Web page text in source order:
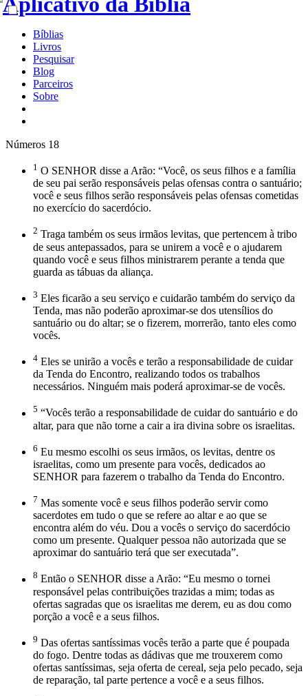
Bíblias
Livros
Pesquisar
Blog
Parceiros
Sobre
Números 18
1 O SENHOR disse a Arão: “Você, os seus filhos e a família
de seu pai serão responsáveis pelas ofensas contra o santuário;
você e seus filhos serão responsáveis pelas ofensas cometidas
no exercício do sacerdócio.
2 Traga também os seus irmãos levitas, que pertencem à tribo
de seus antepassados, para se unirem a você e o ajudarem
quando você e seus filhos ministrarem perante a tenda que
guarda as tábuas da aliança.
3 Eles ficarão a seu serviço e cuidarão também do serviço da
Tenda, mas não poderão aproximar-se dos utensílios do
santuário ou do altar; se o fizerem, morrerão, tanto eles como
vocês.
4 Eles se unirão a vocês e terão a responsabilidade de cuidar
da Tenda do Encontro, realizando todos os trabalhos
necessários. Ninguém mais poderá aproximar-se de vocês.
5 “Vocês terão a responsabilidade de cuidar do santuário e do
altar, para que não torne a cair a ira divina sobre os israelitas.
6 Eu mesmo escolhi os seus irmãos, os levitas, dentre os
israelitas, como um presente para vocês, dedicados ao
SENHOR para fazerem o trabalho da Tenda do Encontro.
7 Mas somente você e seus filhos poderão servir como
sacerdotes em tudo o que se refere ao altar e ao que se
encontra além do véu. Dou a vocês o serviço do sacerdócio
como um presente. Qualquer pessoa não autorizada que se
aproximar do santuário terá que ser executada”.
8 Então o SENHOR disse a Arão: “Eu mesmo o tornei
responsável pelas contribuições trazidas a mim; todas as
ofertas sagradas que os israelitas me derem, eu as dou como
porção a você e a seus filhos.
9 Das ofertas santíssimas vocês terão a parte que é poupada
do fogo. Dentre todas as dádivas que me trouxerem como
ofertas santíssimas, seja oferta de cereal, seja pelo pecado, seja
de reparação, tal parte pertence a você e a seus filhos.